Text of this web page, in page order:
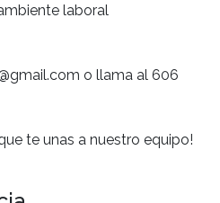
laboral
o llama al 606
te unas a nuestro equipo!